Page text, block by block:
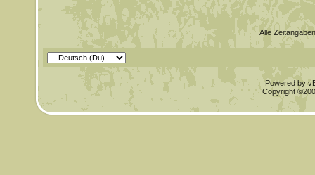
Alle
Powered by
Copyright